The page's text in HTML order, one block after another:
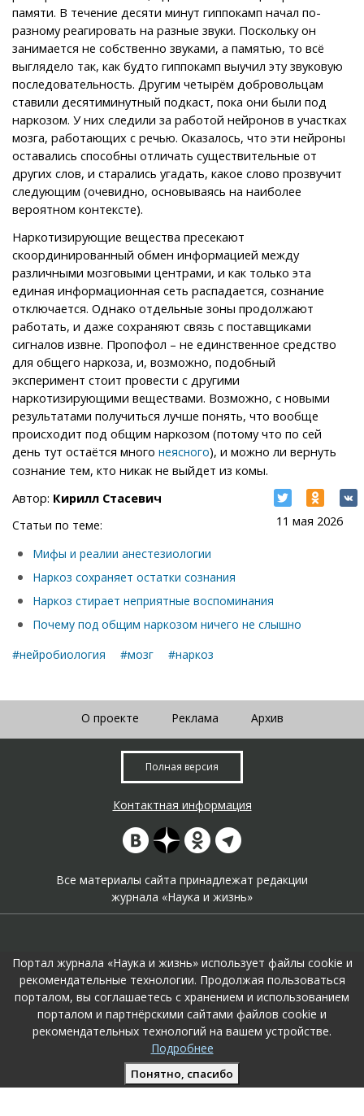
памяти. В течение десяти минут гиппокамп начал по-
разному реагировать на разные звуки. Поскольку он
занимается не собственно звуками, а памятью, то всё
выглядело так, как будто гиппокамп выучил эту звуковую
последовательность. Другим четырём добровольцам
ставили десятиминутный подкаст, пока они были под
наркозом. У них следили за работой нейронов в участках
мозга, работающих с речью. Оказалось, что эти нейроны
оставались способны отличать существительные от
других слов, и старались угадать, какое слово прозвучит
следующим (очевидно, основываясь на наиболее
вероятном контексте).
Наркотизирующие вещества пресекают
скоординированный обмен информацией между
различными мозговыми центрами, и как только эта
единая информационная сеть распадается, сознание
отключается. Однако отдельные зоны продолжают
работать, и даже сохраняют связь с поставщиками
сигналов извне. Пропофол – не единственное средство
для общего наркоза, и, возможно, подобный
эксперимент стоит провести с другими
наркотизирующими веществами. Возможно, с новыми
результатами получиться лучше понять, что вообще
происходит под общим наркозом (потому что по сей
день тут остаётся много неясного), и можно ли вернуть
сознание тем, кто никак не выйдет из комы.
11 мая 2026
Автор: Кирилл Стасевич
Статьи по теме:
Мифы и реалии анестезиологии
Наркоз сохраняет остатки сознания
Наркоз стирает неприятные воспоминания
Почему под общим наркозом ничего не слышно
#нейробиология
#мозг #наркоз
О проекте Реклама Архив
Полная версия
Контактная информация
Все материалы сайта принадлежат редакции
журнала «Наука и жизнь»
На портале применяютсярекомендательные технологии
Продолжая пользоваться порталом вы соглашаетесь с их
использоавнием.
Поддержка и развитие сайта –KTC Digital Production
Портал журнала «Наука и жизнь» использует файлы cookie и
рекомендательные технологии. Продолжая пользоваться
порталом, вы соглашаетесь с хранением и использованием
порталом и партнёрскими сайтами файлов cookie и
рекомендательных технологий на вашем устройстве.
Подробнее
Понятно, спасибо